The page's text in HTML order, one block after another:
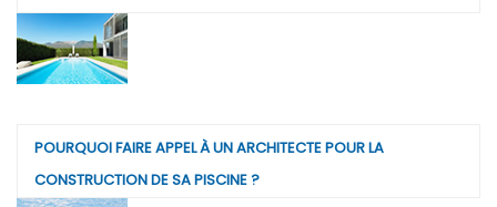
POURQUOI FAIRE APPEL À UN ARCHITECTE POUR LA
CONSTRUCTION DE SA PISCINE ?